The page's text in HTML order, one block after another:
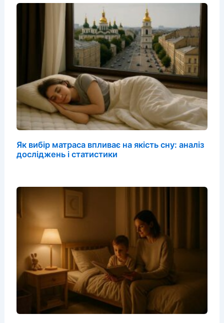
Як вибір матраса впливає на якість сну: аналіз
досліджень і статистики